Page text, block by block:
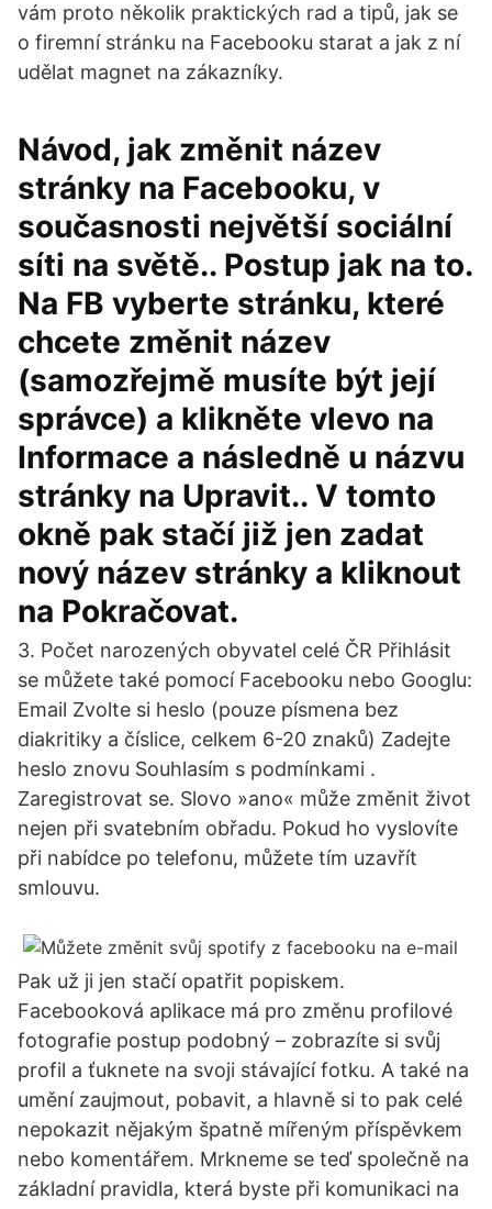
vám proto několik praktických rad a tipů, jak se
o firemní stránku na Facebooku starat a jak z ní
udělat magnet na zákazníky.
Návod, jak změnit název
stránky na Facebooku, v
současnosti největší sociální
síti na světě.. Postup jak na to.
Na FB vyberte stránku, které
chcete změnit název
(samozřejmě musíte být její
správce) a klikněte vlevo na
Informace a následně u názvu
stránky na Upravit.. V tomto
okně pak stačí již jen zadat
nový název stránky a kliknout
na Pokračovat.
3. Počet narozených obyvatel celé ČR Přihlásit
se můžete také pomocí Facebooku nebo Googlu:
Email Zvolte si heslo (pouze písmena bez
diakritiky a číslice, celkem 6-20 znaků) Zadejte
heslo znovu Souhlasím s podmínkami .
Zaregistrovat se. Slovo »ano« může změnit život
nejen při svatebním obřadu. Pokud ho vyslovíte
při nabídce po telefonu, můžete tím uzavřít
smlouvu.
Pak už ji jen stačí opatřit popiskem.
Facebooková aplikace má pro změnu profilové
fotografie postup podobný – zobrazíte si svůj
profil a ťuknete na svoji stávající fotku. A také na
umění zaujmout, pobavit, a hlavně si to pak celé
nepokazit nějakým špatně mířeným příspěvkem
nebo komentářem. Mrkneme se teď společně na
základní pravidla, která byste při komunikaci na